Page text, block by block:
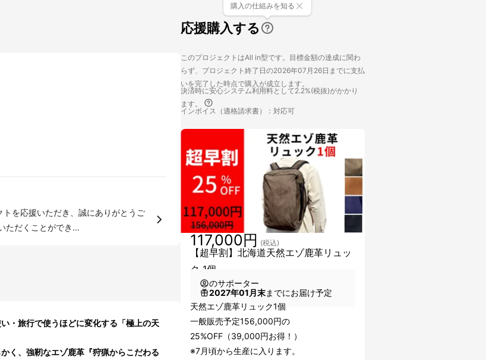
を応援いただき、誠にありがとうご
ただくことができ...
・旅行で使うほどに変化する「極上の天
く、強靭なエゾ鹿革『狩猟からこだわる
応援購入する
購入の仕組みを知る
このプロジェクトはAll in型です。目標金額の達成に関わ
らず、プロジェクト終了日の2026年07月26日までに支払
いを完了した時点で購入が成立します。
決済時に安心システム利用料として2.2%(税抜)がかかり
ます。
インボイス（適格請求書）：対応可
【超早割】北海道天然エゾ鹿革リュッ
ク 1個
117,000円 (税込)
のサポーター
2027年01月末までにお届け予定
天然エゾ鹿革リュック1個
一般販売予定156,000円の
25%OFF（39,000円お得！）
※7月頃から生産に入ります。